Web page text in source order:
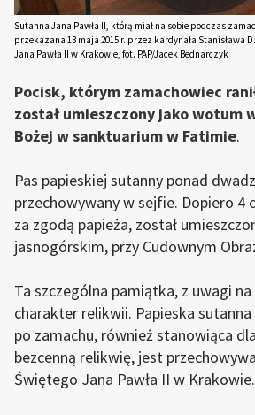
Sutanna Jana Pawła II, którą miał na sobie podczas
przekazana 13 maja 2015 r. przez kardynała Stanisława
Jana Pawła II w Krakowie, fot. PAP/Jacek Bednarczyk
Pocisk, którym zamachowiec
został umieszczony jako wotum
Bożej w sanktuarium w Fatimie.
Pas papieskiej sutanny ponad
przechowywany w sejfie. Dopiero 4
za zgodą papieża, został
jasnogórskim, przy Cudownym
Ta szczególna pamiątka, z uwagi
charakter relikwii. Papieska
po zamachu, również stanowiąca
bezcenną relikwię, jest
Świętego Jana Pawła II w Krakowie.